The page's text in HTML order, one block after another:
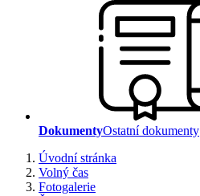
DokumentyOstatní dokumenty
Úvodní stránka
Volný čas
Fotogalerie